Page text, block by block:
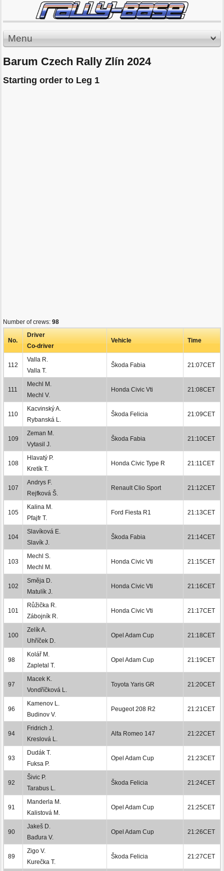
Menu
Barum Czech Rally Zlín 2024
Starting order to Leg 1
Number of crews: 98
No.
Driver
Co-driver
Vehicle Time
112
Valla R.
Valla T.
Škoda Fabia 21:07CET
111
Mechl M.
Mechl V.
Honda Civic Vti 21:08CET
110
Kacvinský A.
Rybanská L.
Škoda Felicia 21:09CET
109
Zeman M.
Vytasil J.
Škoda Fabia 21:10CET
108
Hlavatý P.
Kretík T.
Honda Civic Type R 21:11CET
107
Andrys F.
Rejfková Š.
Renault Clio Sport 21:12CET
105
Kalina M.
Pfajfr T.
Ford Fiesta R1 21:13CET
104
Slavíková E.
Slavík J.
Škoda Fabia 21:14CET
103
Mechl S.
Mechl M.
Honda Civic Vti 21:15CET
102
Směja D.
Matulík J.
Honda Civic Vti 21:16CET
101
Růžička R.
Zábojník R.
Honda Civic Vti 21:17CET
100
Zelík A.
Uhříček D.
Opel Adam Cup 21:18CET
98
Kolář M.
Zapletal T.
Opel Adam Cup 21:19CET
97
Macek K.
Vondříčková L.
Toyota Yaris GR 21:20CET
96
Kamenov L.
Budinov V.
Peugeot 208 R2 21:21CET
94
Fridrich J.
Kreslová L.
Alfa Romeo 147 21:22CET
93
Dudák T.
Fuksa P.
Opel Adam Cup 21:23CET
92
Šivic P.
Tarabus L.
Škoda Felicia 21:24CET
91
Manderla M.
Kalistová M.
Opel Adam Cup 21:25CET
90
Jakeš D.
Baďura V.
Opel Adam Cup 21:26CET
89
Zigo V.
Kurečka T.
Škoda Felicia 21:27CET